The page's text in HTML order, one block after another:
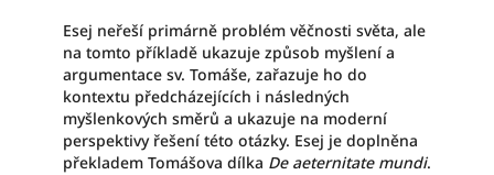
Esej neřeší primárně problém věčnosti světa, ale
na tomto příkladě ukazuje způsob myšlení a
argumentace sv. Tomáše, zařazuje ho do
kontextu předcházejících i následných
myšlenkových směrů a ukazuje na moderní
perspektivy řešení této otázky. Esej je doplněna
překladem Tomášova dílka De aeternitate mundi.